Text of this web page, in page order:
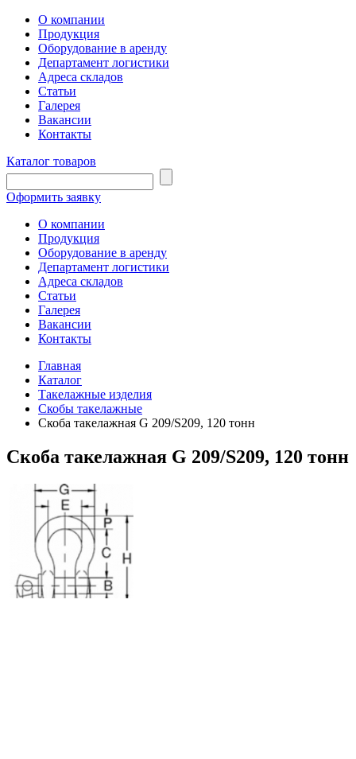
О компании
Продукция
Оборудование в аренду
Департамент логистики
Адреса складов
Статьи
Галерея
Вакансии
Контакты
Каталог товаров
Оформить заявку
О компании
Продукция
Оборудование в аренду
Департамент логистики
Адреса складов
Статьи
Галерея
Вакансии
Контакты
Главная
Каталог
Такелажные изделия
Скобы такелажные
Скоба такелажная G 209/S209, 120 тонн
Скоба такелажная G 209/S209, 120 тонн